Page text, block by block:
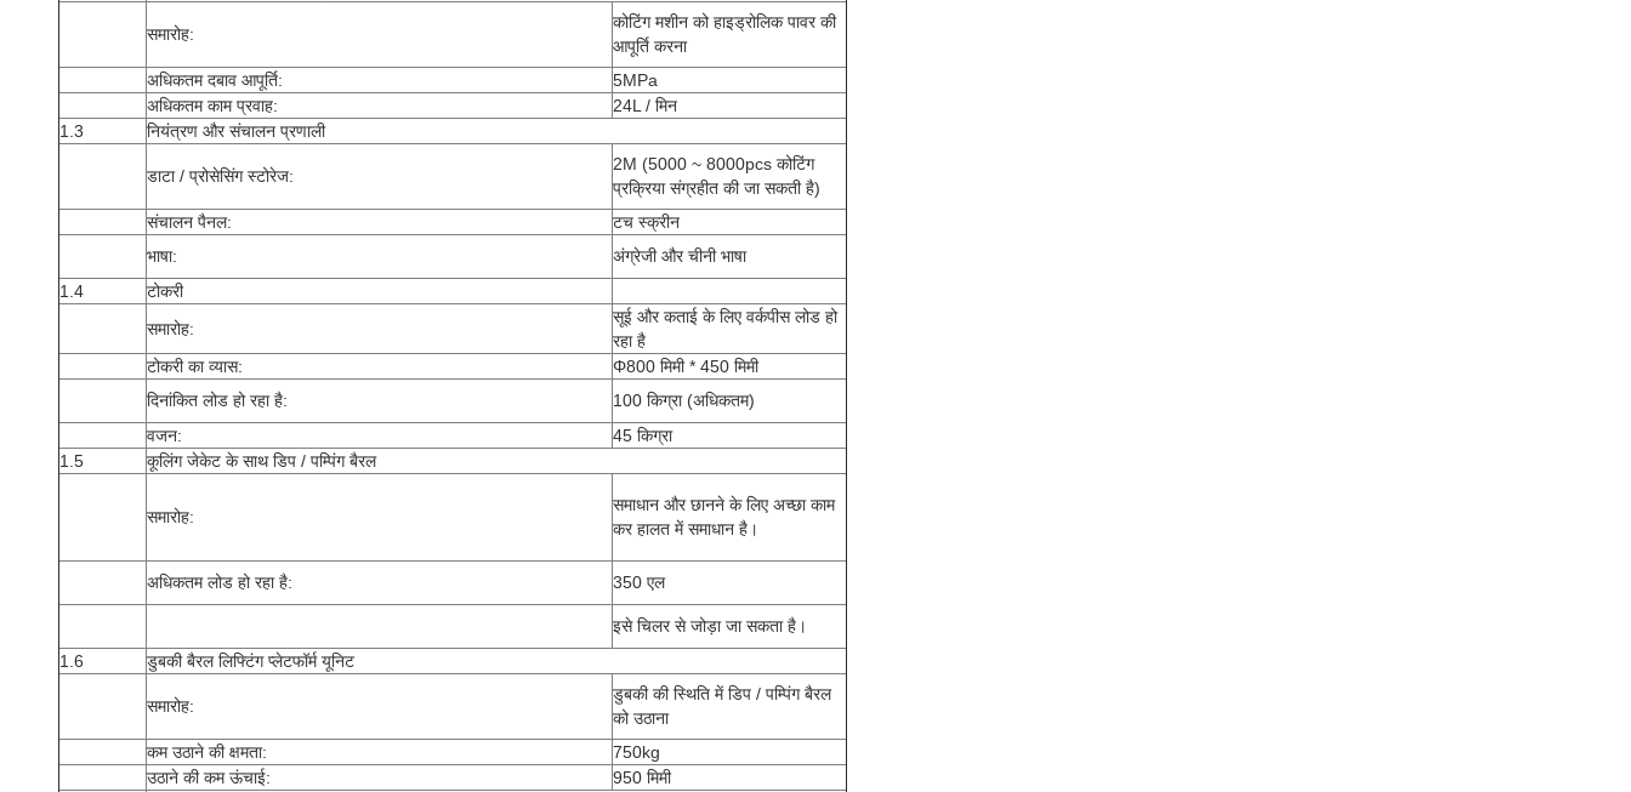
समारोह:
कोटिंग मशीन को हाइड्रोलिक पावर की
आपूर्ति करना
अधिकतम दबाव आपूर्ति:
5MPa
अधिकतम काम प्रवाह:
24L / मिन
1.3
नियंत्रण और संचालन प्रणाली
डाटा / प्रोसेसिंग स्टोरेज:
2M (5000 ~ 8000pcs कोटिंग
प्रक्रिया संग्रहीत की जा सकती है)
संचालन पैनल:
टच स्क्रीन
भाषा:
अंग्रेजी और चीनी भाषा
1.4
टोकरी
समारोह:
सूई और कताई के लिए वर्कपीस लोड हो
रहा है
टोकरी का व्यास:
Φ800 मिमी * 450 मिमी
दिनांकित लोड हो रहा है:
100 किग्रा (अधिकतम)
वजन:
45 किग्रा
1.5
कूलिंग जेकेट के साथ डिप / पम्पिंग बैरल
समारोह:
समाधान और छानने के लिए अच्छा काम
कर हालत में समाधान है।
अधिकतम लोड हो रहा है: 350 एल
इसे चिलर से जोड़ा जा सकता है।
1.6
डुबकी बैरल लिफ्टिंग प्लेटफॉर्म यूनिट
समारोह:
डुबकी की स्थिति में डिप / पम्पिंग बैरल
को उठाना
कम उठाने की क्षमता:
750kg
उठाने की कम ऊंचाई:
950 मिमी